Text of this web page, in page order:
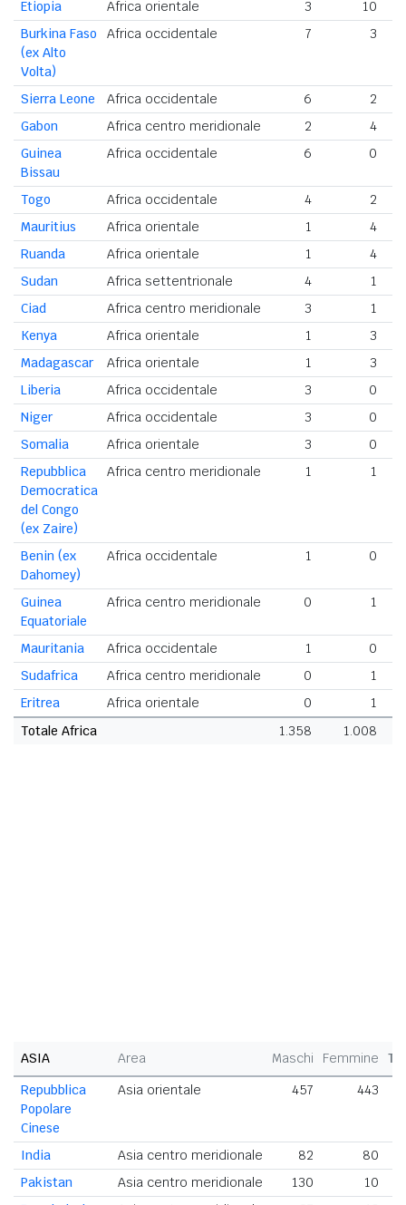
Etiopia Africa orientale 3
10
Burkina Faso
(ex Alto
Volta)
Africa occidentale 7 3
Sierra Leone Africa occidentale 6
2
Gabon
Africa centro meridionale 2
4
Guinea
Bissau
Africa occidentale 6 0
Togo Africa occidentale 4
2
Mauritius
Africa orientale 1
4
Ruanda
Africa orientale 1
4
Sudan
Africa settentrionale 4
1
Ciad
Africa centro meridionale 3
1
Kenya
Africa orientale 1
3
Madagascar
Africa orientale 1
3
Liberia
Africa occidentale 3
0
Niger
Africa occidentale 3
0
Somalia
Africa orientale 3
0
Repubblica
Democratica
del Congo
(ex Zaire)
Africa centro meridionale 1 1
Benin (ex
Dahomey)
Africa occidentale 1 0
Guinea
Equatoriale
Africa centro meridionale 0 1
Mauritania Africa occidentale 1
0
Sudafrica
Africa centro meridionale 0
1
Eritrea
Africa orientale 0
1
Totale Africa
1.358 1.008
ASIA Area Maschi Femmine
Repubblica
Popolare
Cinese
Asia orientale 457 443
India Asia centro meridionale 82
80
Pakistan
Asia centro meridionale 130
10